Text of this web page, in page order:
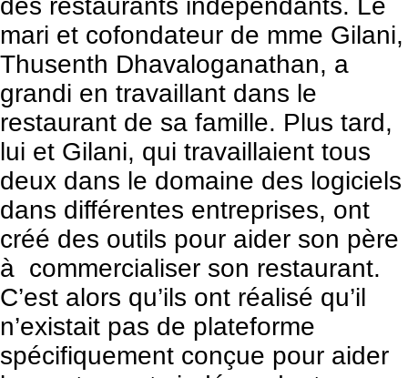
des restaurants indépendants. Le
mari et cofondateur de mme Gilani,
Thusenth Dhavaloganathan, a
grandi en travaillant dans le
restaurant de sa famille. Plus tard,
lui et Gilani, qui travaillaient tous
deux dans le domaine des logiciels
dans différentes entreprises, ont
créé des outils pour aider son père
à commercialiser son restaurant.
C’est alors qu’ils ont réalisé qu’il
n’existait pas de plateforme
spécifiquement conçue pour aider